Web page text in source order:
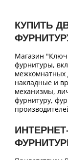
КУПИТЬ
Магазин
фурнитуры,
межкомнатных
накладные и
механизмы,
фурнитуру,